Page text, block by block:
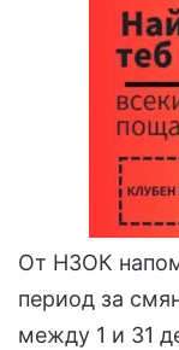
От НЗОК
период за
между 1 и 31